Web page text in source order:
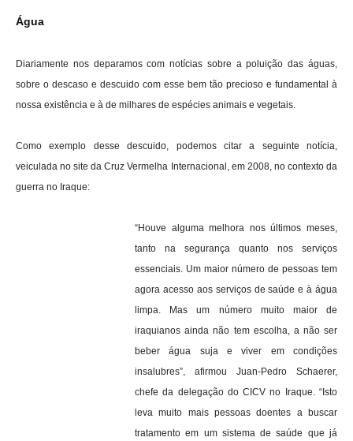
Água
Diariamente nos deparamos com notícias sobre a poluição das águas,
sobre o descaso e descuido com esse bem tão precioso e fundamental à
nossa existência e à de milhares de espécies animais e vegetais.
Como exemplo desse descuido, podemos citar a seguinte notícia,
veiculada no site da Cruz Vermelha Internacional, em 2008, no contexto da
guerra no Iraque:
“Houve alguma melhora nos últimos meses,
tanto na segurança quanto nos serviços
essenciais. Um maior número de pessoas tem
agora acesso aos serviços de saúde e à água
limpa. Mas um número muito maior de
iraquianos ainda não tem escolha, a não ser
beber água suja e viver em condições
insalubres”, afirmou Juan-Pedro Schaerer,
chefe da delegação do CICV no Iraque. “Isto
leva muito mais pessoas doentes a buscar
tratamento em um sistema de saúde que já